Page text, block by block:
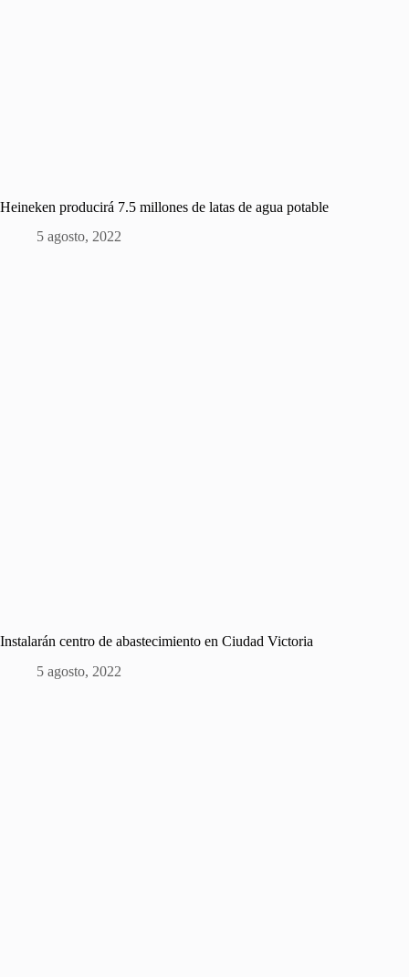
Heineken producirá 7.5 millones de latas de agua potable
5 agosto, 2022
Instalarán centro de abastecimiento en Ciudad Victoria
5 agosto, 2022